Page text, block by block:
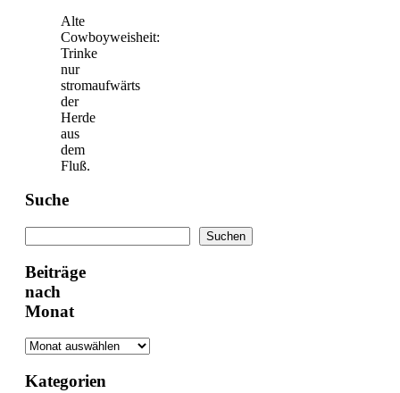
Alte
Cowboyweisheit:
Trinke
nur
stromaufwärts
der
Herde
aus
dem
Fluß.
Suche
Suchen
Beiträge
nach
Monat
Kategorien